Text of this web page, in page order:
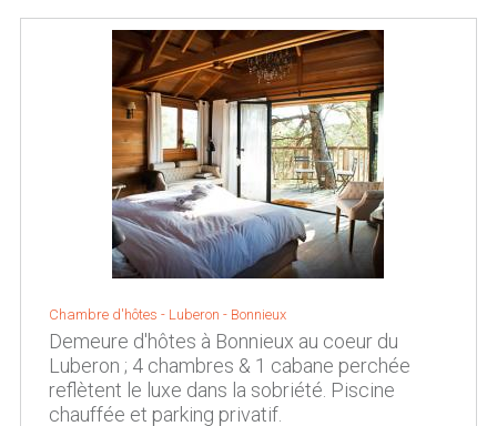
Chambre d'hôtes - Luberon - Bonnieux
Demeure d'hôtes à Bonnieux au coeur du
Luberon ; 4 chambres & 1 cabane perchée
reflètent le luxe dans la sobriété. Piscine
chauffée et parking privatif.